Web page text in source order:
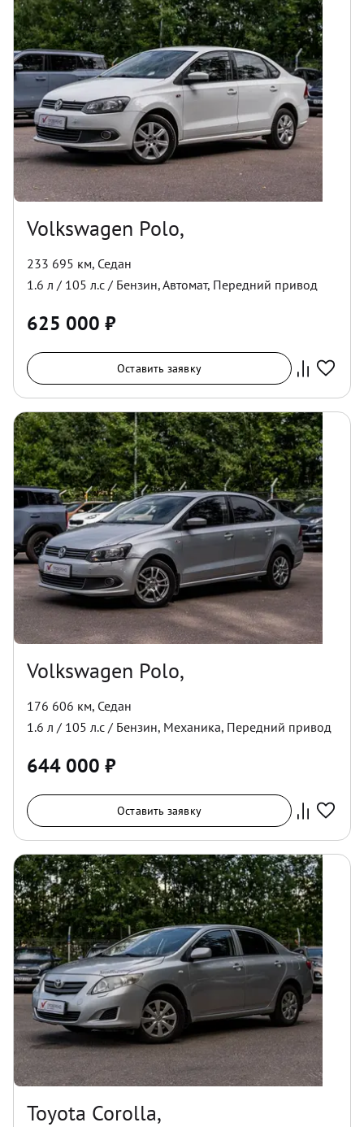
Volkswagen Polo,
233 695 км, Седан
1.6 л / 105 л.с / Бензин,Автомат, Передний привод
625 000 ₽
Оставить заявку
Volkswagen Polo,
176 606 км, Седан
1.6 л / 105 л.с / Бензин, Механика, Передний привод
644 000 ₽
Оставить заявку
Toyota Corolla,